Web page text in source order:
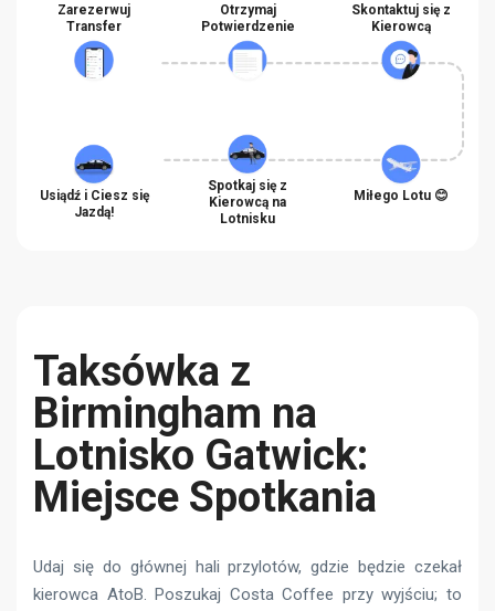
Zarezerwuj
Transfer
Otrzymaj
Potwierdzenie
Skontaktuj się z
Kierowcą
Usiądź i Ciesz się
Jazdą!
Spotkaj się z
Kierowcą na
Lotnisku
Miłego Lotu 😊
Taksówka z
Birmingham na
Lotnisko Gatwick:
Miejsce Spotkania
Udaj się do głównej hali przylotów, gdzie będzie czekał
kierowca AtoB. Poszukaj Costa Coffee przy wyjściu; to